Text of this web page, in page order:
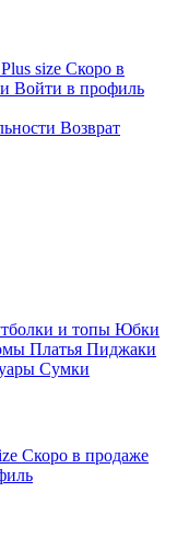
Plus size Скоро в
Войти в профиль
Возврат
и топы Юбки
Платья Пиджаки
Сумки
Скоро в продаже